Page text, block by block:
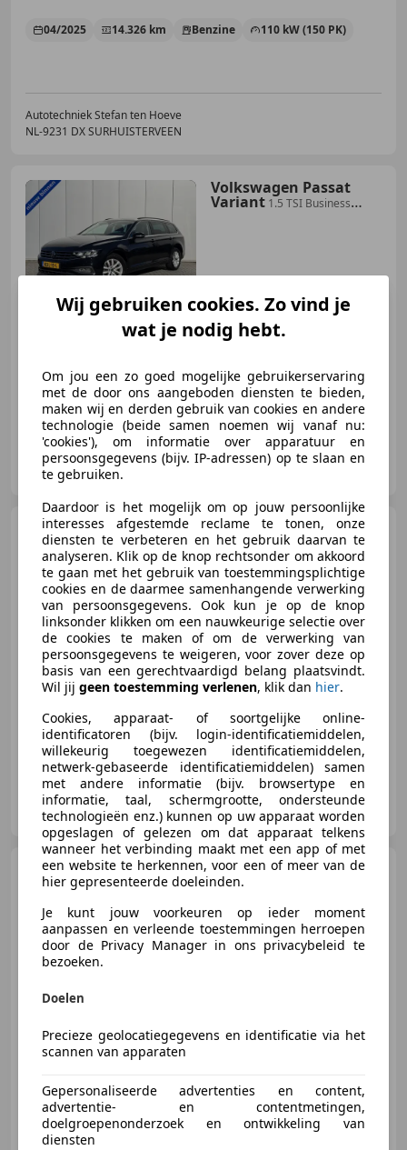
04/2025 14.326 km Benzine 110 kW (150 PK)
Autotechniek Stefan ten Hoeve
NL-9231 DX SURHUISTERVEEN
Volkswagen Passat
Variant 1.5 TSI Business
€ 26.450
01/2024 56.199 km Benzine 110 kW (150 PK)
Autotechniek Stefan ten Hoeve
NL-9231 DX SURHUISTERVEEN
SEAT Ibiza
1.5 FR style
business Carplay Camera
Automaat Acc
€ 24.950 1
07/2025 20.319 km Benzine 110 kW (150 PK)
Autotechniek Stefan ten Hoeve
NL-9231 DX SURHUISTERVEEN
Audi A3 Sportback 30 TFSI
Design navigatie Cruise control
01/2022 31.171 km
Autotechniek Stefan ten Hoeve
Wij gebruiken cookies. Zo vind je
wat je nodig hebt.
Om jou een zo goed mogelijke gebruikerservaring
met de door ons aangeboden diensten te bieden,
maken wij en derden gebruik van cookies en andere
technologie (beide samen noemen wij vanaf nu:
'cookies'), om informatie over apparatuur en
persoonsgegevens (bijv. IP-adressen) op te slaan en
te gebruiken.
Daardoor is het mogelijk om op jouw persoonlijke
interesses afgestemde reclame te tonen, onze
diensten te verbeteren en het gebruik daarvan te
analyseren. Klik op de knop rechtsonder om akkoord
te gaan met het gebruik van toestemmingsplichtige
cookies en de daarmee samenhangende verwerking
van persoonsgegevens. Ook kun je op de knop
linksonder klikken om een nauwkeurige selectie over
de cookies te maken of om de verwerking van
persoonsgegevens te weigeren, voor zover deze op
basis van een gerechtvaardigd belang plaatsvindt.
Wil jij geen toestemming verlenen, klik dan hier.
Cookies, apparaat- of soortgelijke online-
identificatoren (bijv. login-identificatiemiddelen,
willekeurig toegewezen identificatiemiddelen,
netwerk-gebaseerde identificatiemiddelen) samen
met andere informatie (bijv. browsertype en
informatie, taal, schermgrootte, ondersteunde
technologieën enz.) kunnen op uw apparaat worden
opgeslagen of gelezen om dat apparaat telkens
wanneer het verbinding maakt met een app of met
een website te herkennen, voor een of meer van de
hier gepresenteerde doeleinden.
Je kunt jouw voorkeuren op ieder moment
aanpassen en verleende toestemmingen herroepen
door de Privacy Manager in ons privacybeleid te
bezoeken.
Doelen
Precieze geolocatiegegevens en identificatie via het
scannen van apparaten
Gepersonaliseerde advertenties en content,
advertentie- en contentmetingen,
doelgroepenonderzoek en ontwikkeling van
diensten